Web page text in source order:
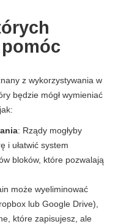
z wykorzystywania w
będzie mógł wymieniać
: Rządy mogłyby
i ułatwić system
bloków, które pozwalają
może wyeliminować
lub Google Drive),
które zapisujesz, ale